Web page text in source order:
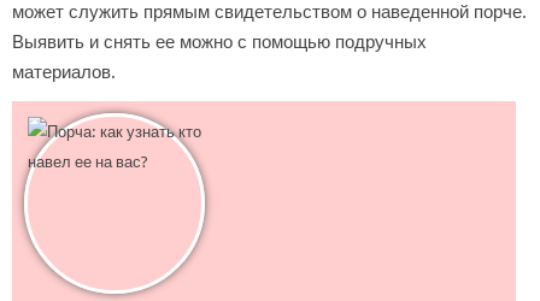
может служить прямым свидетельством о наведенной порче.
Выявить и снять ее можно с помощью подручных
материалов.